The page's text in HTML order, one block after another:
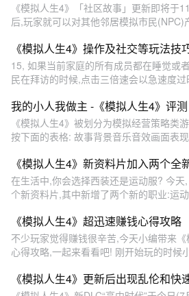
《模拟人生4》「社区故事」更新即将于
后,玩家就可以对其他邻居模拟市民(NPC)
《模拟人生4》操作及社交等玩法技
15, 如果当前家庭的所有成员都在睡觉或
民在拜访的时候,点击三倍速会以急速度
我的小人我做主 -《模拟人生4》评测
《模拟人生4》被划分为模拟经营策略类
按下面的表格: 故事背景音乐音效画面表
《模拟人生4》新资料片加入两个全
在生活中,你会选择西装还是运动服? 今
个新资料片,其中新增了两个新的职业:运
《模拟人生4》超迅速赚钱心得攻略
不少玩家觉得赚钱很辛苦,今天小编带来
心得攻略,一起来看看吧! 刚开始玩的时候
《模拟人生4》更新后出现乱伦和快